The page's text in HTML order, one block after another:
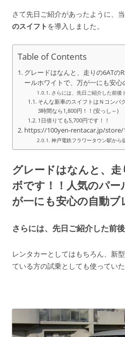
さて先日ご紹介があったように、
のスイフト を導入しました。
Table of Contents
グレードはなんと、走りの6ATの
ールホワイトで、万が一にも安心
さらには、先日ご紹介した前後
そんな新車のスイフトはＮコンパ
3時間なら1,800円！！(安っし～)
1日借りても5,700円です！！
https://100yen-rentacar.jp/store/
神戸電鉄フラワータウン駅から
グレードはなんと、走
ボです！！人気のパ
が一にも安心の自動ブ
さらには、先日ご紹介した前
レンタカーとしてはもちろん、新
ている方の試乗としても使ってい